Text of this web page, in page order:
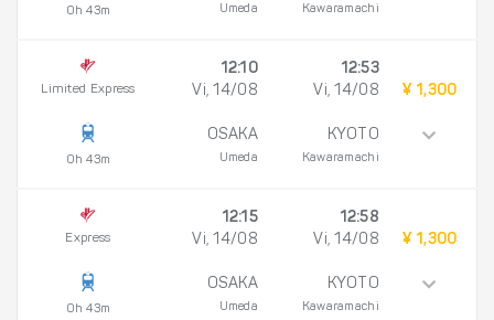
0h 43m Umeda Kawaramachi
Limited Express
0h 43m
12:10
Vi, 14/08
OSAKA
Umeda
12:53
Vi, 14/08
KYOTO
Kawaramachi
¥ 1,300
Express
0h 43m
12:15
Vi, 14/08
OSAKA
Umeda
12:58
Vi, 14/08
KYOTO
Kawaramachi
¥ 1,300